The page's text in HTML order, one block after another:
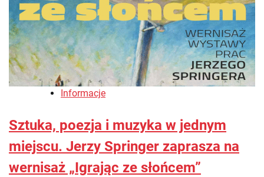
Informacje
Sztuka, poezja i muzyka w jednym
miejscu. Jerzy Springer zaprasza na
wernisaż „Igrając ze słońcem”